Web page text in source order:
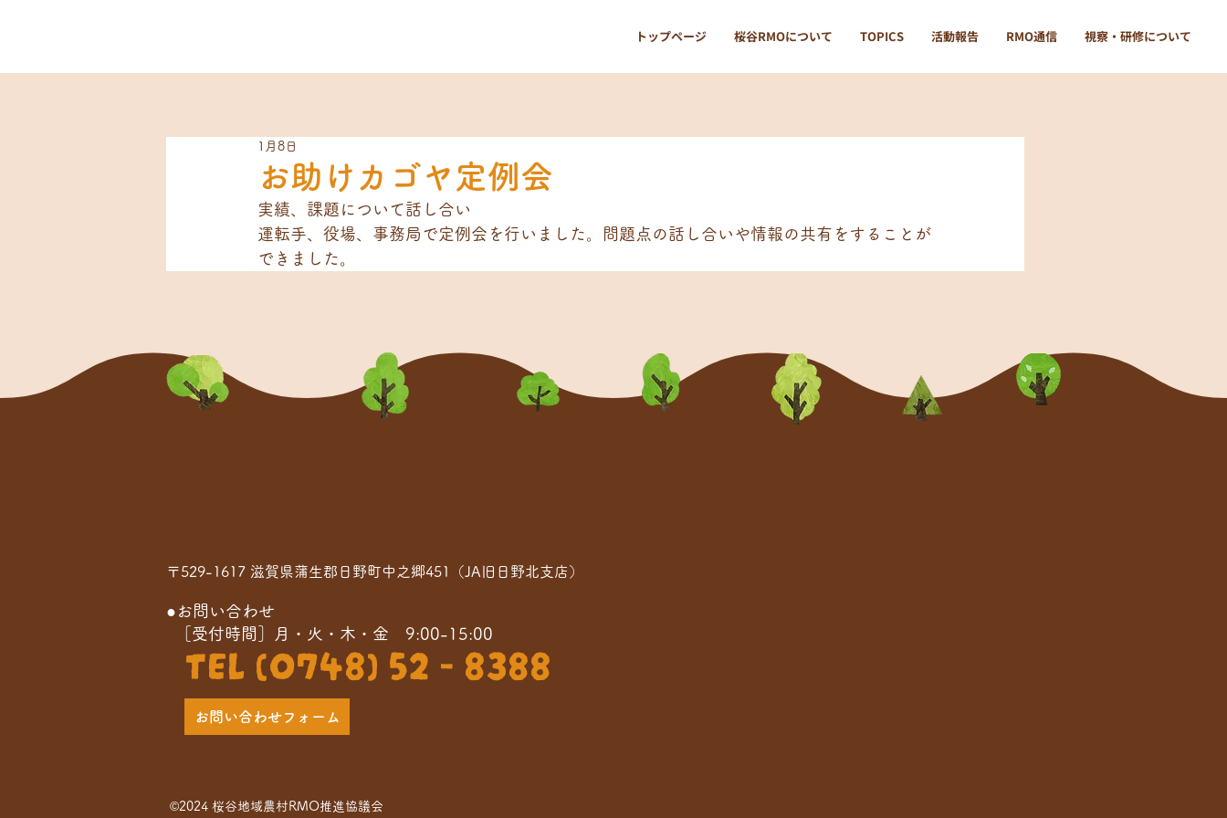
トップページ 桜谷RMOについて TOPICS 活動報告 RMO通信 視察・研修について
お助けカゴヤ定例会
1月8日
実績、課題について話し合い
運転手、役場、事務局で定例会を行いました。問題点の話し合いや情報の共有をすることが
できました。
TEL (0748) 52 - 8388
●お問い合わせ
［受付時間］月・火・木・金 9:00-15:00
〒529-1617 滋賀県蒲生郡日野町中之郷451（JA旧日野北支店）
お問い合わせフォーム
©2024 桜谷地域農村RMO推進協議会